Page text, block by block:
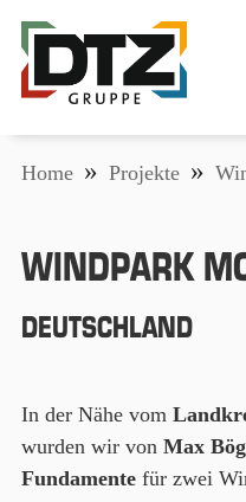
Home Projekte
WINDPARK
DEUTSCHLAND
In der Nähe vom
wurden wir von Max
Fundamente für zwei